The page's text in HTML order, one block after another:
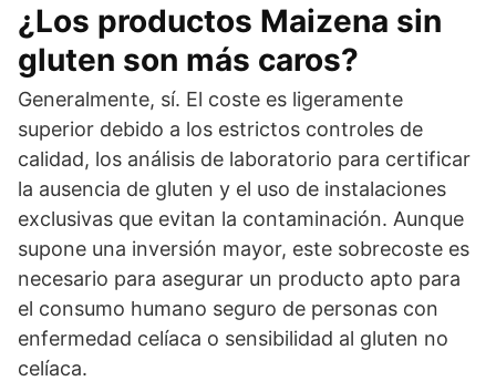
¿Los productos Maizena sin
gluten son más caros?
Generalmente, sí. El coste es ligeramente
superior debido a los estrictos controles de
calidad, los análisis de laboratorio para certificar
la ausencia de gluten y el uso de instalaciones
exclusivas que evitan la contaminación. Aunque
supone una inversión mayor, este sobrecoste es
necesario para asegurar un producto apto para
el consumo humano seguro de personas con
enfermedad celíaca o sensibilidad al gluten no
celíaca.